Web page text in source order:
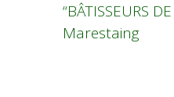
“BÂTISSEURS
Marestaing